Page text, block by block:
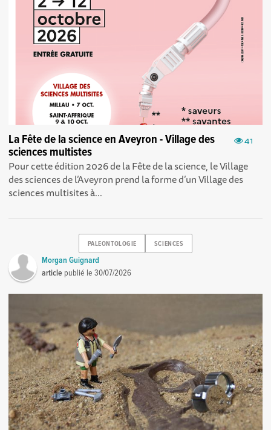
41
La Fête de la science en Aveyron - Village des
sciences multistes
Pour cette édition 2026 de la Fête de la science, le Village
des sciences de l’Aveyron prend la forme d’un Village des
sciences multisites à...
PALEONTOLOGIE SCIENCES
Morgan Guignard
article publié le30/07/2026